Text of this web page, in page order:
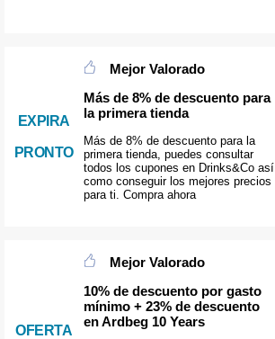
EXPIRA
PRONTO
Mejor Valorado
Más de 8% de descuento para
la primera tienda
Más de 8% de descuento para la
primera tienda, puedes consultar
todos los cupones en Drinks&Co así
como conseguir los mejores precios
para ti. Compra ahora
OFERTA
Mejor Valorado
10% de descuento por gasto
mínimo + 23% de descuento
en Ardbeg 10 Years